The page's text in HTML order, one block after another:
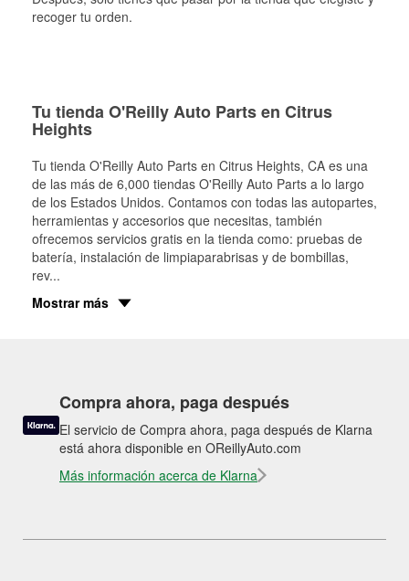
recoger tu orden.
Tu tienda O'Reilly Auto Parts en Citrus
Heights
Tu tienda O'Reilly Auto Parts en Citrus Heights, CA es una
de las más de 6,000 tiendas O'Reilly Auto Parts a lo largo
de los Estados Unidos. Contamos con todas las autopartes,
herramientas y accesorios que necesitas, también
ofrecemos servicios gratis en la tienda como: pruebas de
batería, instalación de limpiaparabrisas y de bombillas,
rev...
Mostrar más
Compra ahora, paga después
El servicio de Compra ahora, paga después de Klarna
está ahora disponible en OReillyAuto.com
Más información acerca de Klarna